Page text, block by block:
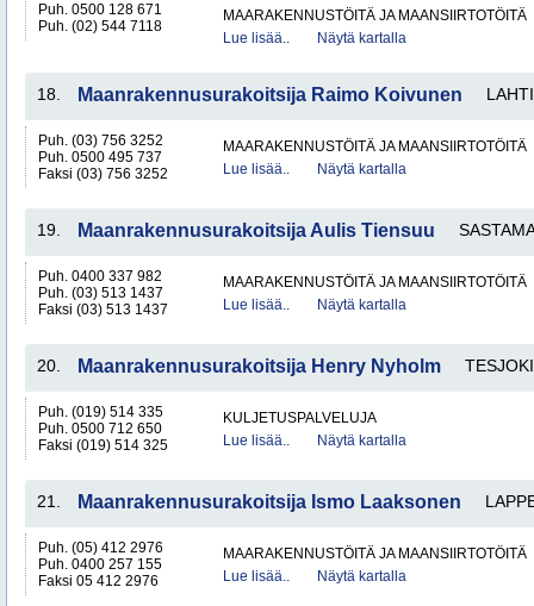
Puh. 0500 128 671
Puh. (02) 544 7118
MAARAKENNUSTÖITÄ JA MAANSIIRTOTÖITÄ
Lue lisää..
Näytä kartalla
18. Maanrakennusurakoitsija Raimo Koivunen LAHTI
Puh. (03) 756 3252
Puh. 0500 495 737
Faksi (03) 756 3252
MAARAKENNUSTÖITÄ JA MAANSIIRTOTÖITÄ
Lue lisää..
Näytä kartalla
19. Maanrakennusurakoitsija Aulis Tiensuu
Puh. 0400 337 982
Puh. (03) 513 1437
Faksi (03) 513 1437
MAARAKENNUSTÖITÄ JA MAANSIIRTOTÖITÄ
Lue lisää..
Näytä kartalla
20. Maanrakennusurakoitsija Henry Nyholm TESJOKI
Puh. (019) 514 335
Puh. 0500 712 650
Faksi (019) 514 325
KULJETUSPALVELUJA
Lue lisää..
Näytä kartalla
21. Maanrakennusurakoitsija Ismo Laaksonen
Puh. (05) 412 2976
Puh. 0400 257 155
Faksi 05 412 2976
MAARAKENNUSTÖITÄ JA MAANSIIRTOTÖITÄ
Lue lisää..
Näytä kartalla